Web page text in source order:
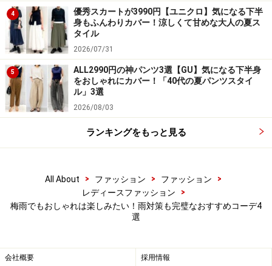
4. レインコートときれい色パンツで雨の日
も明るく
レインコートで雨対策をしながらきれい色パンツで気分も明
るく！ 出典：WEAR
ーコーデが増えてしまいがち。そんな時は、写真のコー
デのようにレインコート＆レインブーツでしっかり雨対
策しながら、足さばきのいいアンクル丈のきれい色パン
4
優秀スカートが3990円【ユニクロ】気になる下半
身もふんわりカバー！涼しくて甘めな大人の夏ス
タイル
2026/07/31
5
ALL2990円の神パンツ3選【GU】気になる下半身
をおしゃれにカバー！「40代の夏パンツスタイ
ル」3選
2026/08/03
ランキングをもっと見る
All About > ファッション > ファッション
>
レディースファッション
>
梅雨でもおしゃれは楽しみたい！雨対策も完璧なおすすめコーデ4
選
会社概要 採用情報